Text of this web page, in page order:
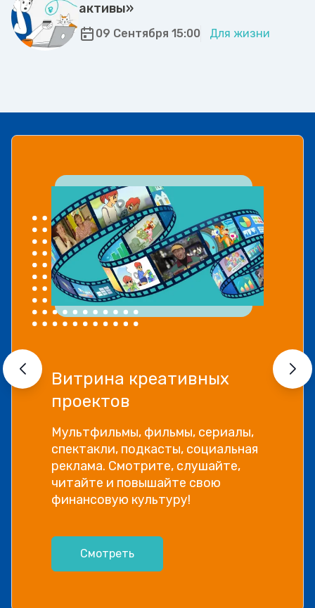
активы»
09 Сентября 15:00 Для жизни
Витрина креативных
проектов
Мультфильмы, фильмы, сериалы,
спектакли, подкасты, социальная
реклама. Смотрите, слушайте,
читайте и повышайте свою
финансовую культуру!
Смотреть